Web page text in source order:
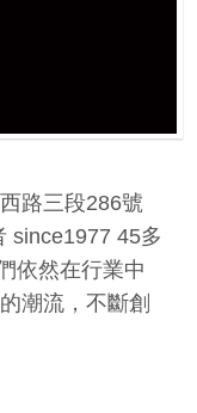
路三段286號
since1977 45多
依然在行業中
潮流，不斷創